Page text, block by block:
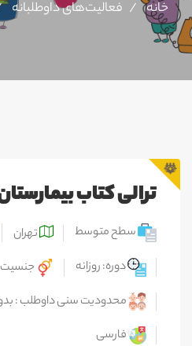
خانه فعالیت‌های داوطلبانه
ترالی کتاب
سطح متوسط تهران
دوره: روزانه
محدودیت سنی داوطلب :
فارسی